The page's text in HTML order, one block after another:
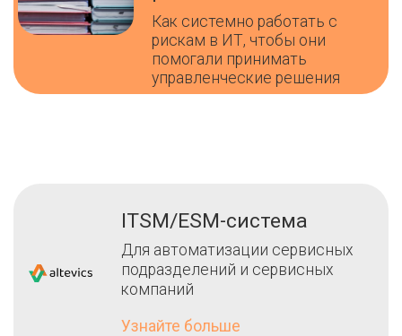
Как системно работать с
рискам в ИТ, чтобы они
помогали принимать
управленческие решения
ITSM/ESM-система
Для автоматизации сервисных
подразделений и сервисных
компаний
Узнайте больше